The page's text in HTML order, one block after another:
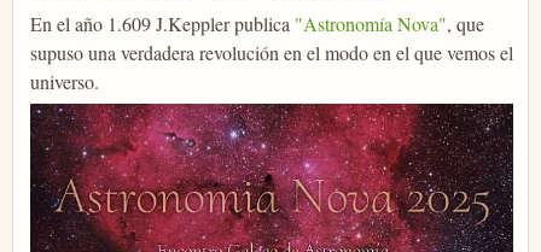
En el año 1.609 J.Keppler publica "Astronomía Nova", que
supuso una verdadera revolución en el modo en el que vemos el
universo.